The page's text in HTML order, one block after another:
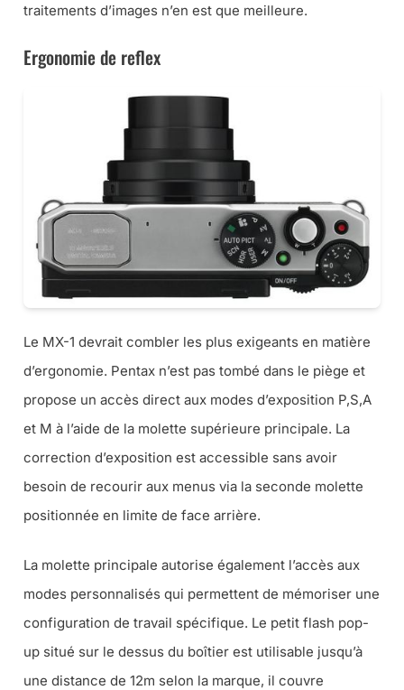
traitements d’images n’en est que meilleure.
Ergonomie de reflex
Le MX-1 devrait combler les plus exigeants en matière
d’ergonomie. Pentax n’est pas tombé dans le piège et
propose un accès direct aux modes d’exposition P,S,A
et M à l’aide de la molette supérieure principale. La
correction d’exposition est accessible sans avoir
besoin de recourir aux menus via la seconde molette
positionnée en limite de face arrière.
La molette principale autorise également l’accès aux
modes personnalisés qui permettent de mémoriser une
configuration de travail spécifique. Le petit flash pop-
up situé sur le dessus du boîtier est utilisable jusqu’à
une distance de 12m selon la marque, il couvre